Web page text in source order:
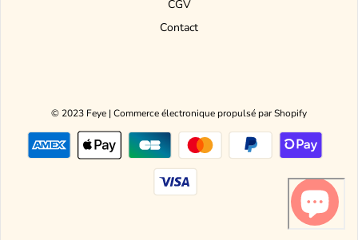
CGV
Contact
© 2023 Feye | Commerce électronique propulsé par Shopify